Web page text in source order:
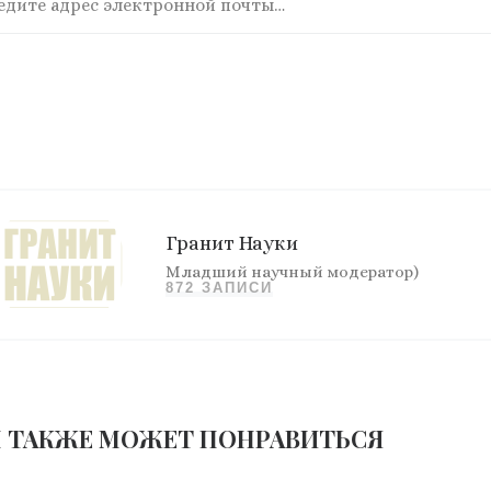
Гранит Науки
Младший научный модератор)
872 ЗАПИСИ
ТАКЖЕ МОЖЕТ ПОНРАВИТЬСЯ